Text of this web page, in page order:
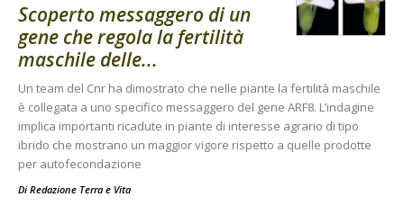
Scoperto messaggero di un
gene che regola la fertilità
maschile delle...
Un team del Cnr ha dimostrato che nelle piante la fertilità maschile
è collegata a uno specifico messaggero del gene ARF8. L’indagine
implica importanti ricadute in piante di interesse agrario di tipo
ibrido che mostrano un maggior vigore rispetto a quelle prodotte
per autofecondazione
Di Redazione Terra e Vita